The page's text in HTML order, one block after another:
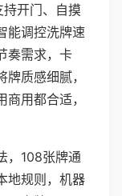
开门、自摸
能调控洗牌速
奏需求，卡
质感细腻，
用都合适，
，108张牌通
地规则，机器